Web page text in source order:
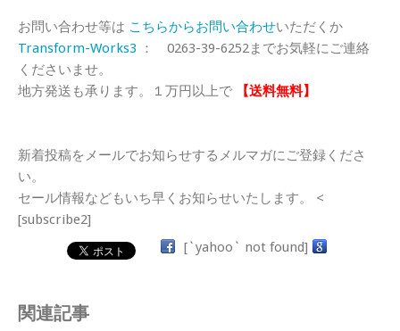
お問い合わせ等は こちらからお問い合わせいただくか
Transform-Works3 ： 0263-39-6252までお気軽にご連絡
くださいませ。
地方発送も承ります。１万円以上で
【送料無料】
新着投稿をメールでお知らせするメルマガにご登録くださ
い。
セール情報などもいち早くお知らせいたします。 <
[subscribe2]
[`yahoo` not found]
関連記事